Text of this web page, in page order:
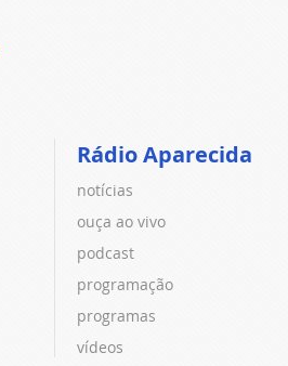
Rádio Aparecida
notícias
ouça ao vivo
podcast
programação
programas
vídeos